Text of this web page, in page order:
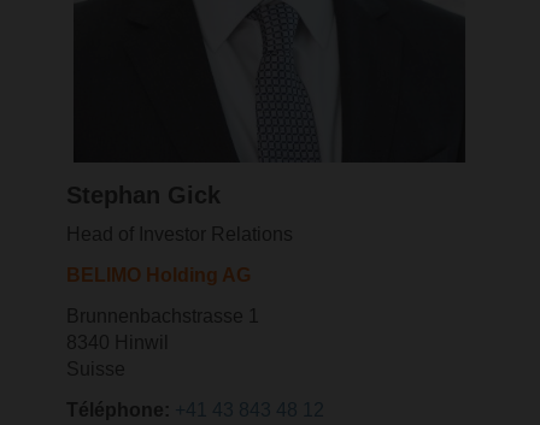
Stephan Gick
Head of Investor Relations
BELIMO Holding AG
Brunnenbachstrasse 1
8340 Hinwil
Suisse
Téléphone: